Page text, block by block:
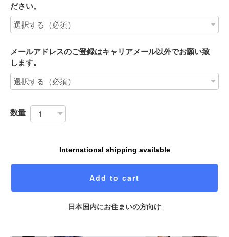
ださい。
メールアドレスのご登録はキャリアメール以外でお願い致
します。
数量
International shipping available
Add to cart
日本国内にお住まいの方向け